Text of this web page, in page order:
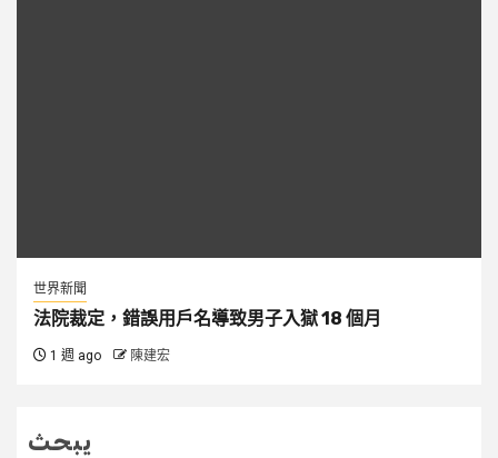
世界新聞
法院裁定，錯誤用戶名導致男子入獄 18 個月
1 週 ago 陳建宏
يبحث